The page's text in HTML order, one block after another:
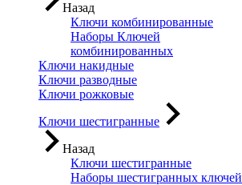
Назад
Ключи комбинированные
Наборы Ключей
комбинированных
Ключи накидные
Ключи разводные
Ключи рожковые
Ключи шестигранные
Назад
Ключи шестигранные
Наборы шестигранных ключей